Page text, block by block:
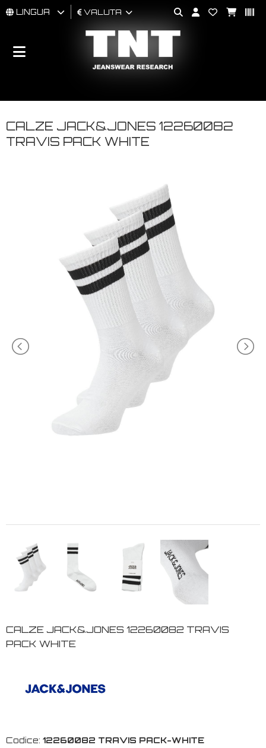
UOMO
BRAND
LINGUA VALUTA
CALZE JACK&JONES 12260082
TRAVIS PACK WHITE
CALZE JACK&JONES 12260082 TRAVIS
PACK WHITE
Codice: 12260082 TRAVIS PACK-WHITE